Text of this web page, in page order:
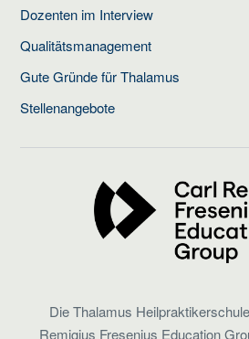
Dozenten im Interview
Qualitätsmanagement
Gute Gründe für Thalamus
Stellenangebote
Die Thalamus
Remigius Fresenius Education